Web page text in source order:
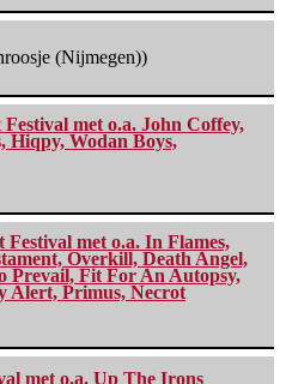
(Nijmegen))
met o.a. John Coffey,
Hiqpy, Wodan Boys,
Festival met o.a. In Flames,
Overkill, Death Angel,
Prevail, Fit For An Autopsy,
Alert, Primus, Necrot
met o.a. Up The Irons